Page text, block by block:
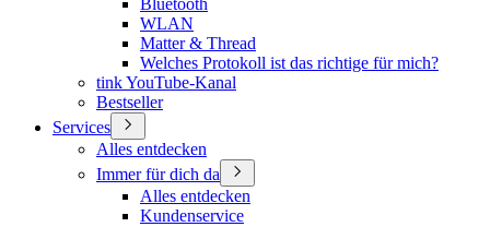
Bluetooth
WLAN
Matter & Thread
Welches Protokoll ist das richtige für mich?
tink YouTube-Kanal
Bestseller
Services
Alles entdecken
Immer für dich da
Alles entdecken
Kundenservice